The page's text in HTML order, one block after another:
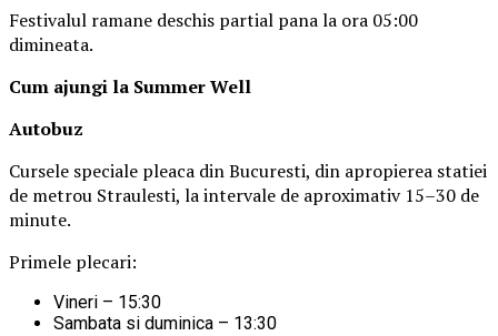
Festivalul ramane deschis partial pana la ora 05:00
dimineata.
Cum ajungi la Summer Well
Autobuz
Cursele speciale pleaca din Bucuresti, din apropierea statiei
de metrou Straulesti, la intervale de aproximativ 15–30 de
minute.
Primele plecari:
Vineri – 15:30
Sambata si duminica – 13:30